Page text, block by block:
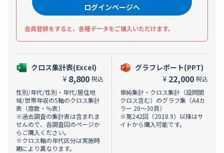
ログインページへ
会員登録をすると、各種データをご購入いただけます。
クロス集計表(Excel)
¥ 8,800 税込
性別/年代/性別・年代/居住地
域/世帯年収の5軸のクロス集計
表（度数・％表）
※過去調査の集計表は含まれま
せんので、各調査回のページか
らご購入ください。
※クロス軸の年代区分は実施時
期により異なります。
グラフレポート(PPT)
¥ 22,000 税込
単純集計・クロス集計（設問間
クロス含む）のグラフ集（A4カ
ラー 20～30頁）
※第242回（2018.9）以降はサ
イトから購入可能です。